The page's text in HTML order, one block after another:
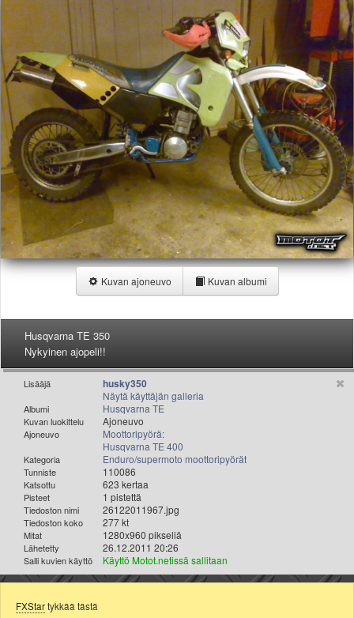
Säännöt ja ohjeet
Uudet ajoneuvot
Uudet kuvat
Uudet videot
Uudet kommentit
MYYDÄÄN
Haku
Ohjeet
Ajoneuvot
Osat
TIETOPANKKI
TAPAHTUMAT
MP15 kuvia
MP14 kuvia
MP13 kuvia
ACS 2015 kuvia
UUTISET
SÄÄ
Valitse paikkakunta
Helsingin sää
Turun sää
Oulun sää
Kuopion sää
Rovaniemen sää
MUUT
VIP-jäsenyys
Paidat ja vaatteet
Suunnittele oma paita
Mainostus
Palaute
Kevytversio
Kuvan ajoneuvo Kuvan albumi
Husqvarna TE 350
Nykyinen ajopeli!!
Lisääjä husky350
Näytä käyttäjän galleria
Albumi Husqvarna TE
Kuvan luokittelu Ajoneuvo
Ajoneuvo
Moottoripyörä:
Husqvarna TE 400
Kategoria Enduro/supermoto moottoripyörät
Tunniste 110086
Katsottu 623 kertaa
Pisteet 1 pistettä
Tiedoston nimi 26122011967.jpg
Tiedoston koko 277 kt
Mitat 1280x960 pikseliä
Lähetetty 26.12.2011 20:26
Salli kuvien käyttö Käyttö Motot.netissä sallitaan
FXStartykkää tästä